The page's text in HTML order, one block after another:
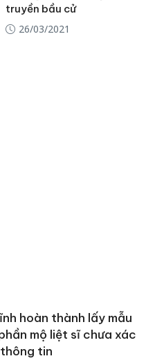
truyền bầu cử
26/03/2021
hoàn thành lấy mẫu
mộ liệt sĩ chưa xác
tin